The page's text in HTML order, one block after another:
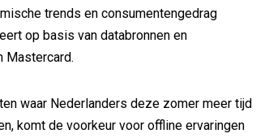
trends en consumentengedrag
op basis van databronnen en
Mastercard.
waar Nederlanders deze zomer meer tijd
komt de voorkeur voor offline ervaringen